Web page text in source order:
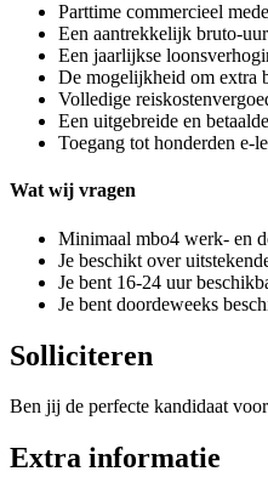
Parttime commercieel
Een aantrekkelijk bruto-
Een jaarlijkse
De mogelijkheid om extra
Volledige
Een uitgebreide en
Toegang tot honderden e-
Wat wij vragen
Minimaal mbo4 werk- en
Je beschikt over
Je bent 16-24 uur
Je bent doordeweeks
Solliciteren
Ben jij de perfecte kandidaat
Extra informatie